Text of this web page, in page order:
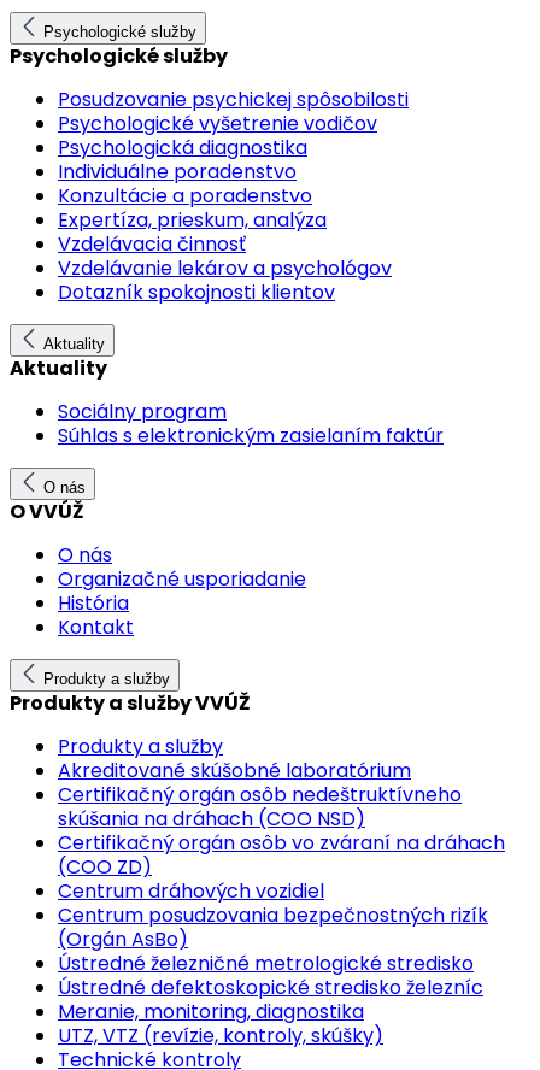
Psychologické služby
Psychologické služby
Posudzovanie psychickej spôsobilosti
Psychologické vyšetrenie vodičov
Psychologická diagnostika
Individuálne poradenstvo
Konzultácie a poradenstvo
Expertíza, prieskum, analýza
Vzdelávacia činnosť
Vzdelávanie lekárov a psychológov
Dotazník spokojnosti klientov
Aktuality
Aktuality
Sociálny program
Súhlas s elektronickým zasielaním faktúr
O nás
O VVÚŽ
O nás
Organizačné usporiadanie
História
Kontakt
Produkty a služby
Produkty a služby VVÚŽ
Produkty a služby
Akreditované skúšobné laboratórium
Certifikačný orgán osôb nedeštruktívneho
skúšania na dráhach (COO NSD)
Certifikačný orgán osôb vo zváraní na dráhach
(COO ZD)
Centrum dráhových vozidiel
Centrum posudzovania bezpečnostných rizík
(Orgán AsBo)
Ústredné železničné metrologické stredisko
Ústredné defektoskopické stredisko železníc
Meranie, monitoring, diagnostika
UTZ, VTZ (revízie, kontroly, skúšky)
Technické kontroly